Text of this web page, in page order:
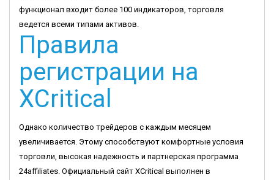
функционал входит более 100 индикаторов, торговля
ведется всеми типами активов.
Правила
регистрации на
XCritical
Однако количество трейдеров с каждым месяцем
увеличивается. Этому способствуют комфортные условия
торговли, высокая надежность и партнерская программа
24affiliates. Официальный сайт XCritical выполнен в